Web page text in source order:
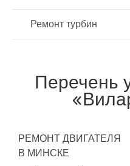
Ремонт турбин
Перечень
РЕМОНТ ДВИГАТЕЛЯ
В МИНСКЕ